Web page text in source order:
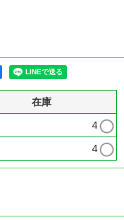
在庫
4
4